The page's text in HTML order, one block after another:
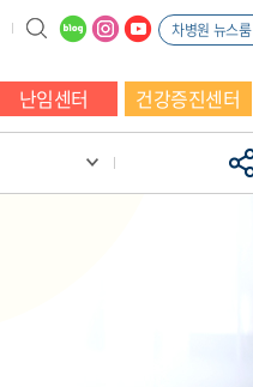
차병원 뉴스룸
난임센터 건강증진센터